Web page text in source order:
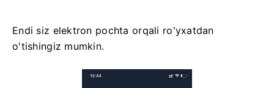
Endi siz elektron pochta orqali ro'yxatdan
o'tishingiz mumkin.